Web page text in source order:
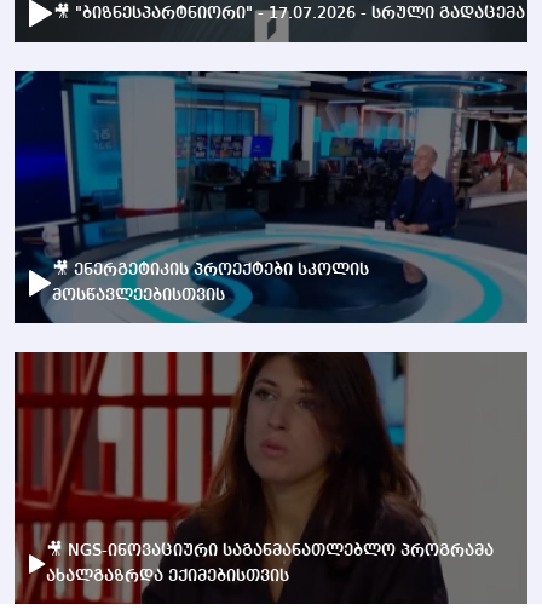
🎥 "ბიზნესპარტნიორი" - 17.07.2026 - სრული გადაცემა
🎥 ენერგეტიკის პროექტები სკოლის
მოსწავლეებისთვის
🎥 NGS-ინოვაციური საგანმანათლებლო პროგრამა
ახალგაზრდა ექიმებისთვის